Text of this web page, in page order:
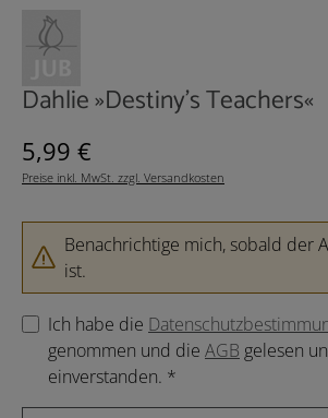
Dahlie »Destiny's Teachers«
Regulärer Preis:
5,99 €
Preise inkl. MwSt. zzgl. Versandkosten
Benachrichtige mich, sobald der
ist.
Ich habe die
genommen und die AGB gelesen
einverstanden. *